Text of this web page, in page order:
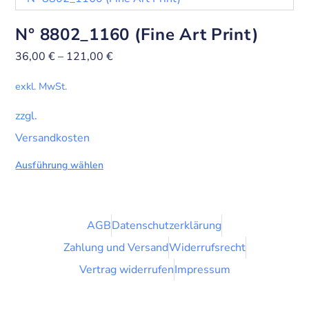
N° 8802_1160 (Fine Art Print)
36,00€– 121,00€
exkl. MwSt.
zzgl.
Versandkosten
Ausführung wählen
AGBDatenschutzerklärung
Zahlung und VersandWiderrufsrecht
Vertrag widerrufenImpressum